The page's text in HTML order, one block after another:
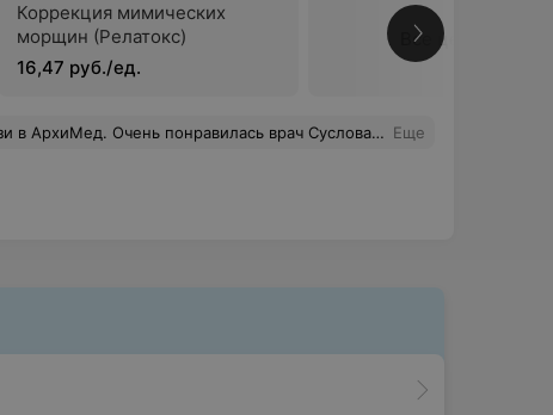
Коррекция мимических
морщин (Релатокс)
16,47 руб./ед.
Все цены
все объяснила, рассказала. Качественное обслуживание за не очень большие деньги. Рекомендую данный мед.центр Еще